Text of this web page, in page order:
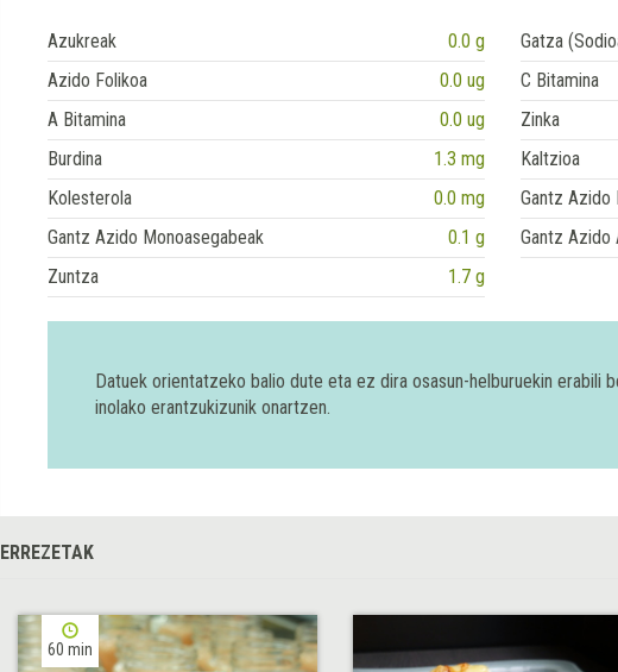
Azukreak 0.0 g Gatza
Azido Folikoa
0.0 ug C Bitamina
A Bitamina
0.0 ug Zinka
Burdina
1.3 mg Kaltzioa
Kolesterola
0.0 mg Gantz Azido
Gantz Azido Monoasegabeak
0.1 g Gantz Azido
Zuntza
1.7 g
Datuek orientatzeko balio dute eta ez dira osasun-helburuekin erabili
inolako erantzukizunik onartzen.
ERREZETAK
60 min